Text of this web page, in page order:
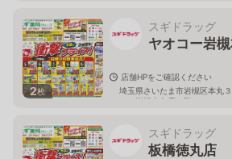
2枚
スギドラッグ
ヤオコー岩
店舗HPをご確認ください
埼玉県さいたま市岩槻区本丸
コー岩槻本丸店２階
スギドラッグ
板橋徳丸店